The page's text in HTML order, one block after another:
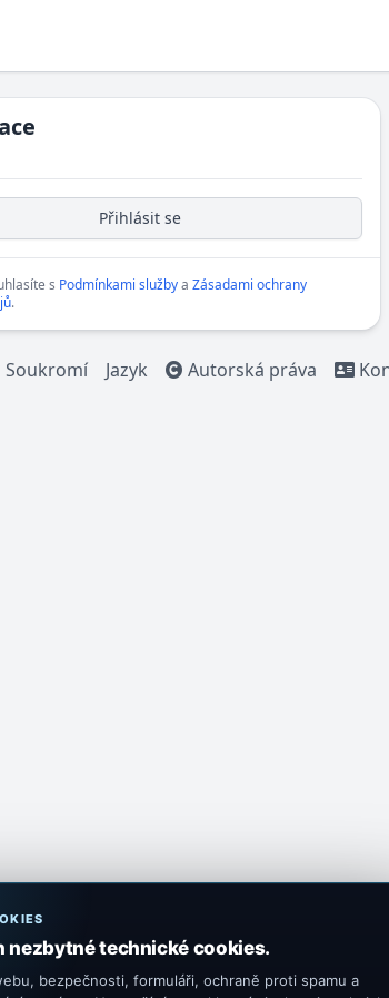
Přihlásit se
s Podmínkami službya Zásadami ochrany
.
Soukromí Jazyk Autorská práva
nezbytné technické cookies.
bezpečnosti, formuláři, ochraně proti spamu a